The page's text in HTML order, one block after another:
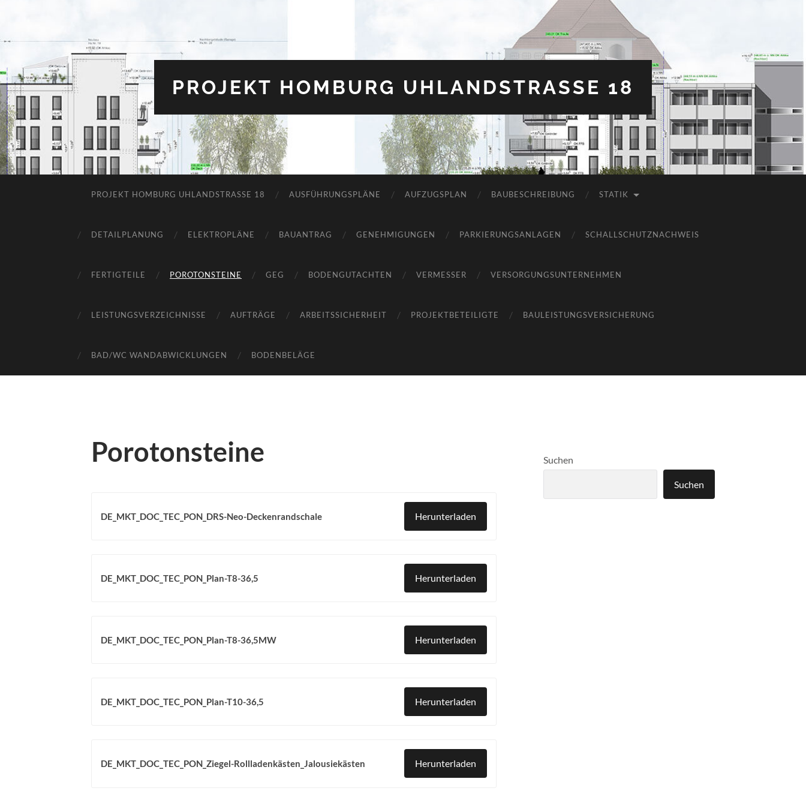
PROJEKT HOMBURG UHLANDSTRASSE 18
PROJEKT HOMBURG UHLANDSTRASSE 18 AUSFÜHRUNGSPLÄNE AUFZUGSPLAN BAUBESCHREIBUNG STATIK
DETAILPLANUNG ELEKTROPLÄNE BAUANTRAG GENEHMIGUNGEN PARKIERUNGSANLAGEN SCHALLSCHUTZNACHWEIS
FERTIGTEILE POROTONSTEINE GEG BODENGUTACHTEN VERMESSER VERSORGUNGSUNTERNEHMEN
LEISTUNGSVERZEICHNISSE AUFTRÄGE ARBEITSSICHERHEIT PROJEKTBETEILIGTE BAULEISTUNGSVERSICHERUNG
BAD/WC WANDABWICKLUNGEN BODENBELÄGE
Porotonsteine
DE_MKT_DOC_TEC_PON_DRS-Neo-Deckenrandschale Herunterladen
DE_MKT_DOC_TEC_PON_Plan-T8-36,5 Herunterladen
DE_MKT_DOC_TEC_PON_Plan-T8-36,5MW Herunterladen
DE_MKT_DOC_TEC_PON_Plan-T10-36,5 Herunterladen
DE_MKT_DOC_TEC_PON_Ziegel-Rollladenkästen_Jalousiekästen Herunterladen
Suchen
Suchen